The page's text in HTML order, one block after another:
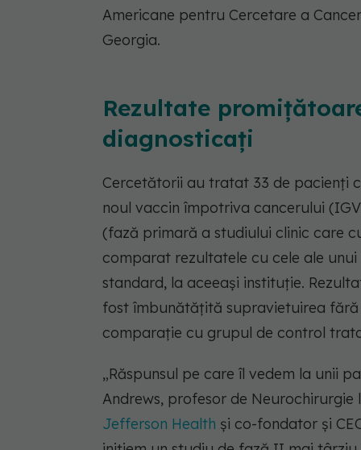
Americane pentru Cercetare a
Georgia.
Rezultate
diagnosticați
Cercetătorii au tratat 33 de pacienți
noul vaccin împotriva cancerului
(fază primară a studiului clinic care
comparat rezultatele cu cele ale
standard, la aceeași instituție.
fost îmbunătățită supravietuirea
comparație cu grupul de control
„Răspunsul pe care îl vedem la unii
Andrews, profesor de
Jefferson Health și co-fondator și